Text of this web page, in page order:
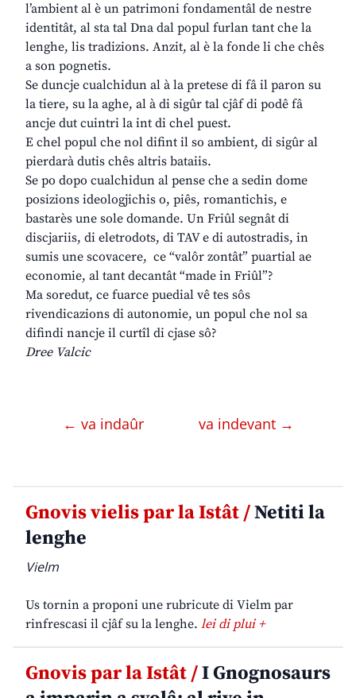
l’ambient al è un patrimoni fondamentâl de nestre
identitât, al sta tal Dna dal popul furlan tant che la
lenghe, lis tradizions. Anzit, al è la fonde li che chês
a son pognetis.
Se duncje cualchidun al à la pretese di fâ il paron su
la tiere, su la aghe, al à di sigûr tal cjâf di podê fâ
ancje dut cuintri la int di chel puest.
E chel popul che nol difint il so ambient, di sigûr al
pierdarà dutis chês altris bataiis.
Se po dopo cualchidun al pense che a sedin dome
posizions ideologjichis o, piês, romantichis, e
bastarès une sole domande. Un Friûl segnât di
discjariis, di eletrodots, di TAV e di autostradis, in
sumis une scovacere, ce “valôr zontât” puartial ae
economie, al tant decantât “made in Friûl”?
Ma soredut, ce fuarce puedial vê tes sôs
rivendicazions di autonomie, un popul che nol sa
difindi nancje il curtîl di cjase sô?
Dree Valcic
← va indaûr va indevant →
Gnovis vielis par la Istât /Netiti la
lenghe
Vielm
Us tornin a proponi une rubricute di Vielm par
rinfrescasi il cjâf su la lenghe. lei di plui +
Gnovis par la Istât /I Gnognosaurs